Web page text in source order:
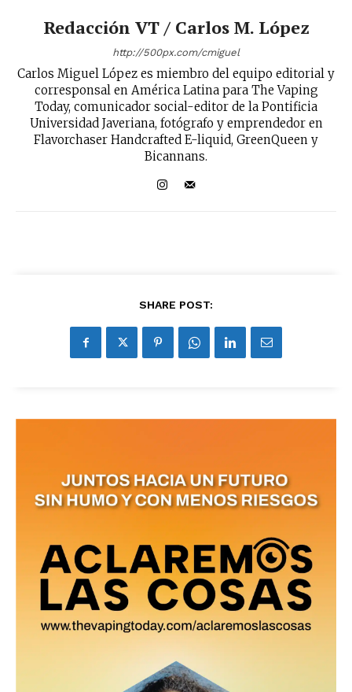
Redacción VT / Carlos M. López
http://500px.com/cmiguel
Carlos Miguel López es miembro del equipo editorial y
corresponsal en América Latina para The Vaping
Today, comunicador social-editor de la Pontificia
Universidad Javeriana, fotógrafo y emprendedor en
Flavorchaser Handcrafted E-liquid, GreenQueen y
Bicannans.
SHARE POST: